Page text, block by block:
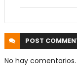
POST
No hay comentarios.